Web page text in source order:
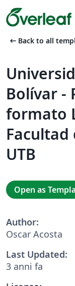
arrow_left_alt Back to all
Bolívar -
formato
UTB
Open as
Author:
Oscar Acosta
Last Updated:
3 anni fa